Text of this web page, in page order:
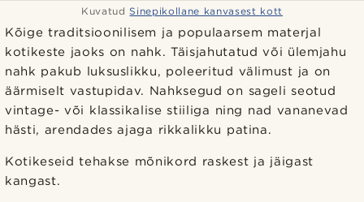
Kuvatud Sinepikollane kanvasest kott
Kõige traditsioonilisem ja populaarsem materjal
kotikeste jaoks on nahk. Täisjahutatud või ülemjahu
nahk pakub luksuslikku, poleeritud välimust ja on
äärmiselt vastupidav. Nahksegud on sageli seotud
vintage- või klassikalise stiiliga ning nad vananevad
hästi, arendades ajaga rikkalikku patina.
Kotikeseid tehakse mõnikord raskest ja jäigast
kangast.